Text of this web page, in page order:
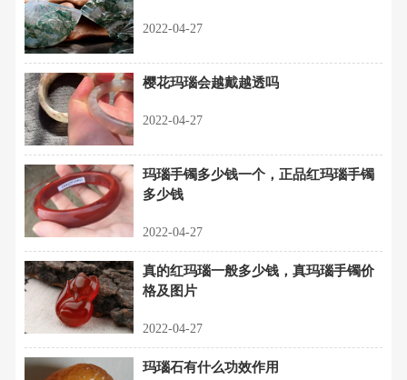
2022-04-27
樱花玛瑙会越戴越透吗
2022-04-27
玛瑙手镯多少钱一个，正品红玛瑙手镯
多少钱
2022-04-27
真的红玛瑙一般多少钱，真玛瑙手镯价
格及图片
2022-04-27
玛瑙石有什么功效作用